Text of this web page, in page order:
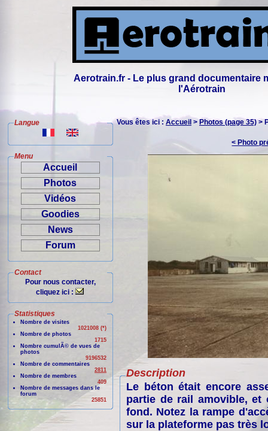
Aerotrain.fr - Le plus grand documentaire
l'Aérotrain
Langue
Menu
Accueil
Photos
Vidéos
Goodies
News
Forum
Contact
Pour nous contacter,
cliquez ici :
Statistiques
Nombre de visites
1021008 (*)
Nombre de photos
1715
Nombre cumulÃ© de vues de
photos
9196532
Nombre de commentaires
2811
Nombre de membres
409
Nombre de messages dans le
forum
25851
Vous êtes ici : Accueil > Photos (page 35) >
< Photo
Description
Le béton était encore
partie de rail amovible,
fond. Notez la rampe
sur la plateforme pas très